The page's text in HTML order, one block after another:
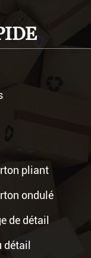
du set de table
l'avion est une zone clé pour le transport du fret
pliant
ondulé
de détail
détail